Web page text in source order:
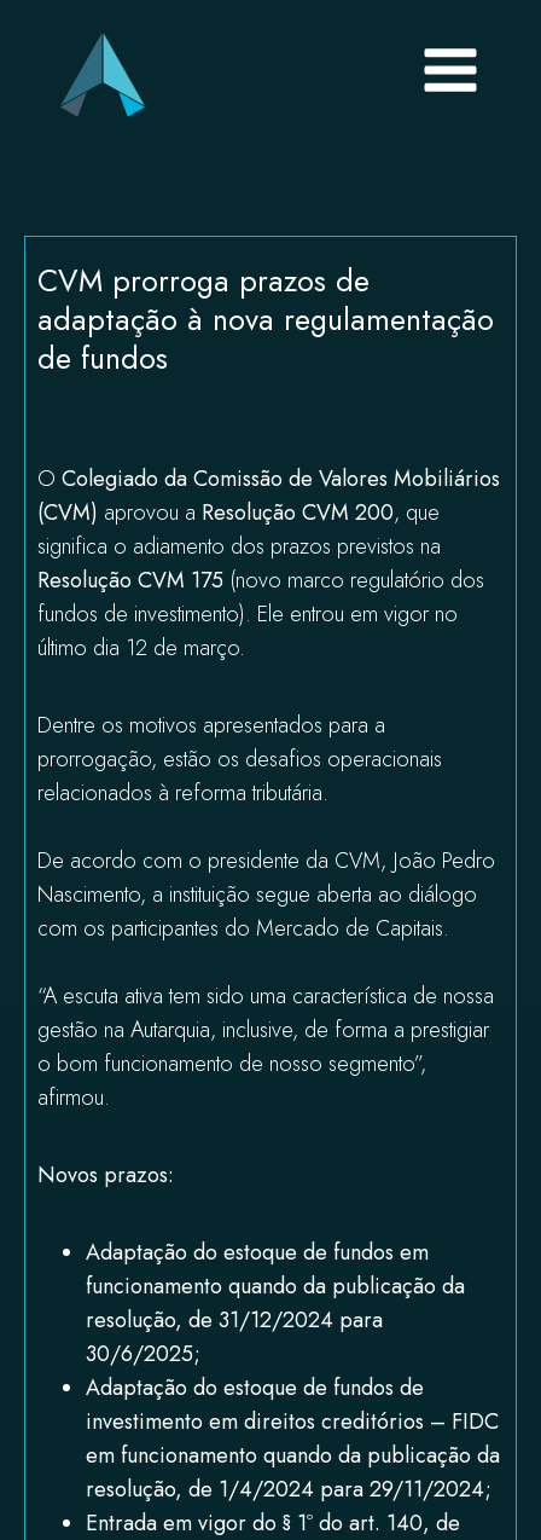
CVM prorroga prazos de
adaptação à nova regulamentação
de fundos
O Colegiado da Comissão de Valores Mobiliários
(CVM) aprovou a Resolução CVM 200, que
significa o adiamento dos prazos previstos na
Resolução CVM 175 (novo marco regulatório dos
fundos de investimento). Ele entrou em vigor no
último dia 12 de março.
Dentre os motivos apresentados para a
prorrogação, estão os desafios operacionais
relacionados à reforma tributária.
De acordo com o presidente da CVM, João Pedro
Nascimento, a instituição segue aberta ao diálogo
com os participantes do Mercado de Capitais.
“A escuta ativa tem sido uma característica de nossa
gestão na Autarquia, inclusive, de forma a prestigiar
o bom funcionamento de nosso segmento”,
afirmou.
Novos prazos:
Adaptação do estoque de fundos em
funcionamento quando da publicação da
resolução, de 31/12/2024 para
30/6/2025;
Adaptação do estoque de fundos de
investimento em direitos creditórios – FIDC
em funcionamento quando da publicação da
resolução, de 1/4/2024 para 29/11/2024;
Entrada em vigor do § 1º do art. 140, de